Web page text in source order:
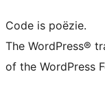
Code is poëzie.
The WordPress®
of the WordPress